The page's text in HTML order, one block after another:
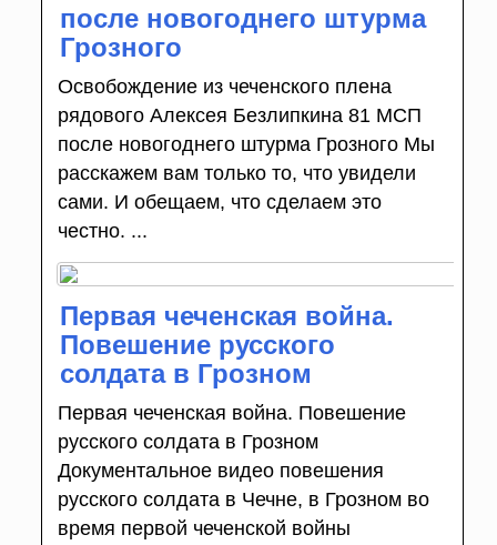
после новогоднего штурма
Грозного
Освобождение из чеченского плена
рядового Алексея Безлипкина 81 МСП
после новогоднего штурма Грозного Мы
расскажем вам только то, что увидели
сами. И обещаем, что сделаем это
честно. ...
Первая чеченская война.
Повешение русского
солдата в Грозном
Первая чеченская война. Повешение
русского солдата в Грозном
Документальное видео повешения
русского солдата в Чечне, в Грозном во
время первой чеченской войны